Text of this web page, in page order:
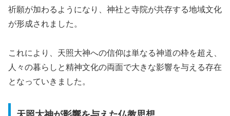
祈願が加わるようになり、神社と寺院が共存する地域文化
が形成されました。
これにより、天照大神への信仰は単なる神道の枠を超え、
人々の暮らしと精神文化の両面で大きな影響を与える存在
となっていきました。